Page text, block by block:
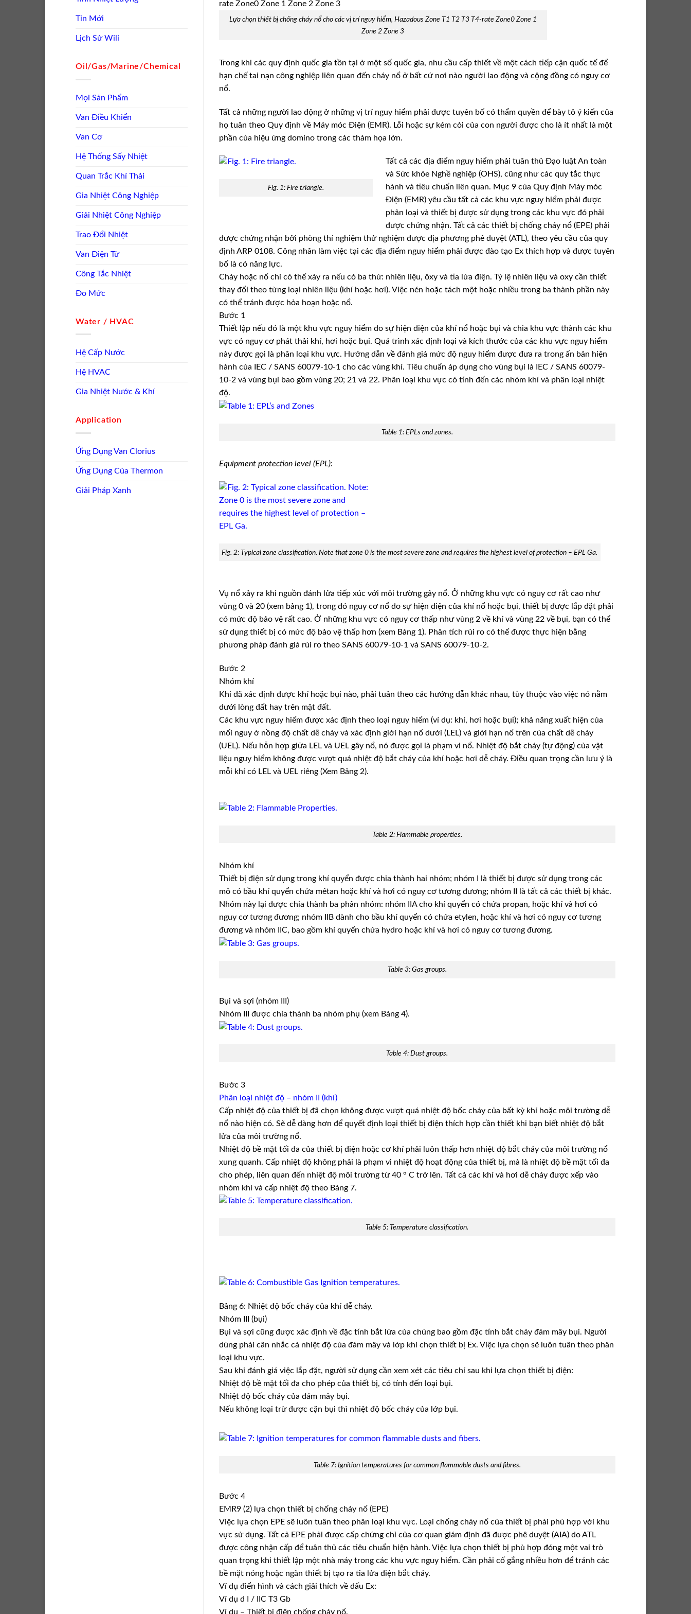
Tin Mới
Lịch Sử Wili
Oil/Gas/Marine/Chemical
Mọi Sản Phẩm
Van Điều Khiển
Van Cơ
Hệ Thống Sấy Nhiệt
Quan Trắc Khí Thải
Gia Nhiệt Công Nghiệp
Giải Nhiệt Công Nghiệp
Trao Đổi Nhiệt
Van Điện Từ
Công Tắc Nhiệt
Đo Mức
Water / HVAC
Hệ Cấp Nước
Hệ HVAC
Gia Nhiệt Nước & Khí
Application
Ứng Dụng Van Clorius
Ứng Dụng Của Thermon
Giải Pháp Xanh
Lựa chọn thiết bị chống cháy nổ cho các vị trí nguy hiểm, Hazadous Zone T1 T2 T3 T4-rate Zone0 Zone 1
Zone 2 Zone 3
Trong khi các quy định quốc gia tồn tại ở một số quốc gia, nhu cầu cấp thiết về một cách tiếp cận quốc tế để
hạn chế tai nạn công nghiệp liên quan đến cháy nổ ở bất cứ nơi nào người lao động và cộng đồng có nguy cơ
nổ.
Tất cả những người lao động ở những vị trí nguy hiểm phải được tuyên bố có thẩm quyền để bày tỏ ý kiến ​​của
họ tuân theo Quy định về Máy móc Điện (EMR). Lỗi hoặc sự kém cỏi của con người được cho là ít nhất là một
phần của hiệu ứng domino trong các thảm họa lớn.
Fig. 1: Fire triangle.
Tất cả các địa điểm nguy hiểm phải tuân thủ Đạo luật An toàn
và Sức khỏe Nghề nghiệp (OHS), cũng như các quy tắc thực
hành và tiêu chuẩn liên quan. Mục 9 của Quy định Máy móc
Điện (EMR) yêu cầu tất cả các khu vực nguy hiểm phải được
phân loại và thiết bị được sử dụng trong các khu vực đó phải
được chứng nhận. Tất cả các thiết bị chống cháy nổ (EPE) phải
được chứng nhận bởi phòng thí nghiệm thử nghiệm được địa phương phê duyệt (ATL), theo yêu cầu của quy
định ARP 0108. Công nhân làm việc tại các địa điểm nguy hiểm phải được đào tạo Ex thích hợp và được tuyên
bố là có năng lực.
Cháy hoặc nổ chỉ có thể xảy ra nếu có ba thứ: nhiên liệu, ôxy và tia lửa điện. Tỷ lệ nhiên liệu và oxy cần thiết
thay đổi theo từng loại nhiên liệu (khí hoặc hơi). Việc nén hoặc tách một hoặc nhiều trong ba thành phần này
có thể tránh được hỏa hoạn hoặc nổ.
Bước 1
Thiết lập nếu đó là một khu vực nguy hiểm do sự hiện diện của khí nổ hoặc bụi và chia khu vực thành các khu
vực có nguy cơ phát thải khí, hơi hoặc bụi. Quá trình xác định loại và kích thước của các khu vực nguy hiểm
này được gọi là phân loại khu vực. Hướng dẫn về đánh giá mức độ nguy hiểm được đưa ra trong ấn bản hiện
hành của IEC / SANS 60079-10-1 cho các vùng khí. Tiêu chuẩn áp dụng cho vùng bụi là IEC / SANS 60079-
10-2 và vùng bụi bao gồm vùng 20; 21 và 22. Phân loại khu vực có tính đến các nhóm khí và phân loại nhiệt
độ.
Table 1: EPLs and zones.
Equipment protection level (EPL):
Fig. 2: Typical zone classification. Note that zone 0 is the most severe zone and requires the highest level of protection – EPL Ga.
Vụ nổ xảy ra khi nguồn đánh lửa tiếp xúc với môi trường gây nổ. Ở những khu vực có nguy cơ rất cao như
vùng 0 và 20 (xem bảng 1), trong đó nguy cơ nổ do sự hiện diện của khí nổ hoặc bụi, thiết bị được lắp đặt phải
có mức độ bảo vệ rất cao. Ở những khu vực có nguy cơ thấp như vùng 2 về khí và vùng 22 về bụi, bạn có thể
sử dụng thiết bị có mức độ bảo vệ thấp hơn (xem Bảng 1). Phân tích rủi ro có thể được thực hiện bằng
phương pháp đánh giá rủi ro theo SANS 60079-10-1 và SANS 60079-10-2.
Bước 2
Nhóm khí
Khi đã xác định được khí hoặc bụi nào, phải tuân theo các hướng dẫn khác nhau, tùy thuộc vào việc nó nằm
dưới lòng đất hay trên mặt đất.
Các khu vực nguy hiểm được xác định theo loại nguy hiểm (ví dụ: khí, hơi hoặc bụi); khả năng xuất hiện của
mối nguy ở nồng độ chất dễ cháy và xác định giới hạn nổ dưới (LEL) và giới hạn nổ trên của chất dễ cháy
(UEL). Nếu hỗn hợp giữa LEL và UEL gây nổ, nó được gọi là phạm vi nổ. Nhiệt độ bắt cháy (tự động) của vật
liệu nguy hiểm không được vượt quá nhiệt độ bắt cháy của khí hoặc hơi dễ cháy. Điều quan trọng cần lưu ý là
mỗi khí có LEL và UEL riêng (Xem Bảng 2).
Table 2: Flammable properties.
Nhóm khí
Thiết bị điện sử dụng trong khí quyển được chia thành hai nhóm; nhóm I là thiết bị được sử dụng trong các
mỏ có bầu khí quyển chứa mêtan hoặc khí và hơi có nguy cơ tương đương; nhóm II là tất cả các thiết bị khác.
Nhóm này lại được chia thành ba phân nhóm: nhóm IIA cho khí quyển có chứa propan, hoặc khí và hơi có
nguy cơ tương đương; nhóm IIB dành cho bầu khí quyển có chứa etylen, hoặc khí và hơi có nguy cơ tương
đương và nhóm IIC, bao gồm khí quyển chứa hydro hoặc khí và hơi có nguy cơ tương đương.
Table 3: Gas groups.
Bụi và sợi (nhóm III)
Nhóm III được chia thành ba nhóm phụ (xem Bảng 4).
Table 4: Dust groups.
Bước 3
Phân loại nhiệt độ – nhóm II (khí)
Cấp nhiệt độ của thiết bị đã chọn không được vượt quá nhiệt độ bốc cháy của bất kỳ khí hoặc môi trường dễ
nổ nào hiện có. Sẽ dễ dàng hơn để quyết định loại thiết bị điện thích hợp cần thiết khi bạn biết nhiệt độ bắt
lửa của môi trường nổ.
Nhiệt độ bề mặt tối đa của thiết bị điện hoặc cơ khí phải luôn thấp hơn nhiệt độ bắt cháy của môi trường nổ
xung quanh. Cấp nhiệt độ không phải là phạm vi nhiệt độ hoạt động của thiết bị, mà là nhiệt độ bề mặt tối đa
cho phép, liên quan đến nhiệt độ môi trường từ 40 ° C trở lên. Tất cả các khí và hơi dễ cháy được xếp vào
nhóm khí và cấp nhiệt độ theo Bảng 7.
Table 5: Temperature classification.
Bảng 6: Nhiệt độ bốc cháy của khí dễ cháy.
Nhóm III (bụi)
Bụi và sợi cũng được xác định về đặc tính bắt lửa của chúng bao gồm đặc tính bắt cháy đám mây bụi. Người
dùng phải cân nhắc cả nhiệt độ của đám mây và lớp khi chọn thiết bị Ex. Việc lựa chọn sẽ luôn tuân theo phân
loại khu vực.
Sau khi đánh giá việc lắp đặt, người sử dụng cần xem xét các tiêu chí sau khi lựa chọn thiết bị điện:
Nhiệt độ bề mặt tối đa cho phép của thiết bị, có tính đến loại bụi.
Nhiệt độ bốc cháy của đám mây bụi.
Nếu không loại trừ được cặn bụi thì nhiệt độ bốc cháy của lớp bụi.
Table 7: Ignition temperatures for common flammable dusts and fibres.
Bước 4
EMR9 (2) lựa chọn thiết bị chống cháy nổ (EPE)
Việc lựa chọn EPE sẽ luôn tuân theo phân loại khu vực. Loại chống cháy nổ của thiết bị phải phù hợp với khu
vực sử dụng. Tất cả EPE phải được cấp chứng chỉ của cơ quan giám định đã được phê duyệt (AIA) do ATL
được công nhận cấp để tuân thủ các tiêu chuẩn hiện hành. Việc lựa chọn thiết bị phù hợp đóng một vai trò
quan trọng khi thiết lập một nhà máy trong các khu vực nguy hiểm. Cần phải cố gắng nhiều hơn để tránh các
bề mặt nóng hoặc ngăn thiết bị tạo ra tia lửa điện bắt cháy.
Ví dụ điển hình và cách giải thích về dấu Ex:
Ví dụ d I / IIC T3 Gb
Ví dụ – Thiết bị điện chống cháy nổ.